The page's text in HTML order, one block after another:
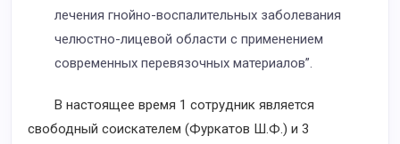
лечения гнойно-воспалительных заболевания
челюстно-лицевой области с применением
современных перевязочных материалов”.
В настоящее время 1 сотрудник является
свободный соискателем (Фуркатов Ш.Ф.) и 3